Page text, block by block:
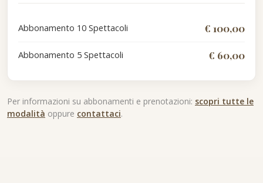
Abbonamento 10 Spettacoli € 100,00
Abbonamento 5 Spettacoli € 60,00
Per informazioni su abbonamenti e prenotazioni: scopri tutte le
modalità oppure contattaci.